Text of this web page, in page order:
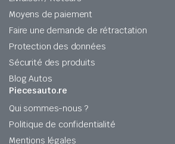
Moyens de paiement
Faire une demande de rétractation
Protection des données
Sécurité des produits
Blog Autos
Piecesauto.re
Qui sommes-nous ?
Politique de confidentialité
Mentions légales